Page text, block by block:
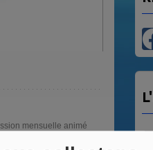
mensuelle animé